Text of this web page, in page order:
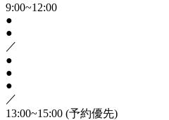
9:00~12:00
●
●
／
●
●
●
／
13:00~15:00 (予約優先)